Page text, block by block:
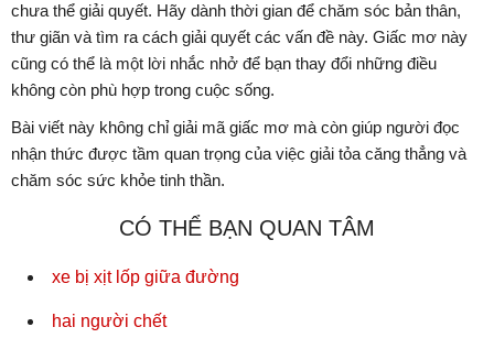
chưa thể giải quyết. Hãy dành thời gian để chăm sóc bản thân,
thư giãn và tìm ra cách giải quyết các vấn đề này. Giấc mơ này
cũng có thể là một lời nhắc nhở để bạn thay đổi những điều
không còn phù hợp trong cuộc sống.
Bài viết này không chỉ giải mã giấc mơ mà còn giúp người đọc
nhận thức được tầm quan trọng của việc giải tỏa căng thẳng và
chăm sóc sức khỏe tinh thần.
CÓ THỂ BẠN QUAN TÂM
xe bị xịt lốp giữa đường
hai người chết